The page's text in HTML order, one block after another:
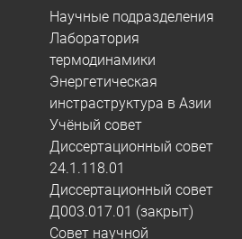
Научные подразделения
Лаборатория
термодинамики
Энергетическая
инстраструктура в Азии
Учёный совет
Диссертационный совет
24.1.118.01
Диссертационный совет
Д003.017.01 (закрыт)
Совет научной